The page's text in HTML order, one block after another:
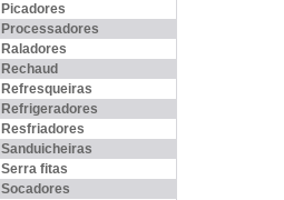
Picadores
Processadores
Raladores
Rechaud
Refresqueiras
Refrigeradores
Resfriadores
Sanduicheiras
Serra fitas
Socadores